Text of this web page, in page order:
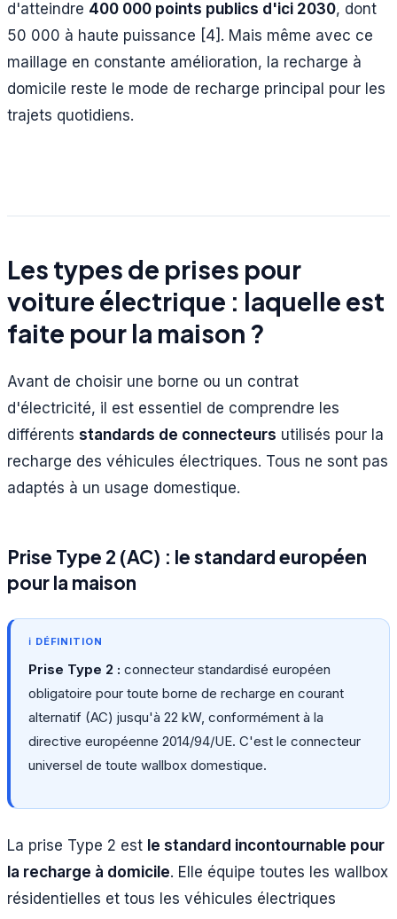
d'atteindre 400 000 points publics d'ici 2030, dont
50 000 à haute puissance [4]. Mais même avec ce
maillage en constante amélioration, la recharge à
domicile reste le mode de recharge principal pour les
trajets quotidiens.
Les types de prises pour
voiture électrique : laquelle est
faite pour la maison ?
Avant de choisir une borne ou un contrat
d'électricité, il est essentiel de comprendre les
différents standards de connecteurs utilisés pour la
recharge des véhicules électriques. Tous ne sont pas
adaptés à un usage domestique.
Prise Type 2 (AC) : le standard européen
pour la maison
Prise Type 2 : connecteur standardisé européen
obligatoire pour toute borne de recharge en courant
alternatif (AC) jusqu'à 22 kW, conformément à la
directive européenne 2014/94/UE. C'est le connecteur
universel de toute wallbox domestique.
La prise Type 2 est le standard incontournable pour
la recharge à domicile. Elle équipe toutes les wallbox
résidentielles et tous les véhicules électriques